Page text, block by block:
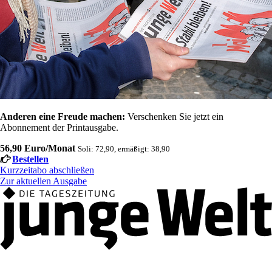
Anderen eine Freude machen: Verschenken Sie jetzt ein
Abonnement der Printausgabe.
56,90 Euro/Monat Soli: 72,90, ermäßigt: 38,90
Bestellen
Kurzzeitabo abschließen
Zur aktuellen Ausgabe